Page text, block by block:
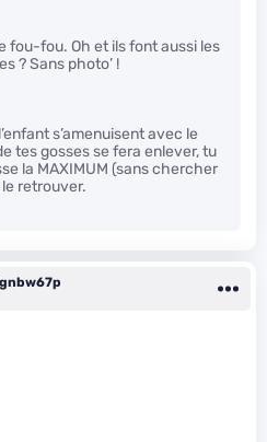
fou-fou. Oh et ils font aussi les
? Sans photo’ !
s’amenuisent avec le
tes gosses se fera enlever, tu
la MAXIMUM (sans chercher
retrouver.